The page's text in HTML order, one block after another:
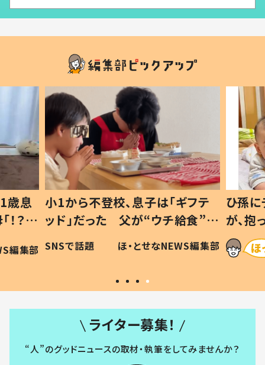
歳息
？」
編集部
小1から不登校、息子は「ギフテ
ッド」だった 父が“ウチ給食”を
作り続ける理由とは #令和の親
#令和の子
SNSで話題 ほ・とせなNEWS編集部
ひ孫
が、
「涙が
い」
ライター募集！
“人”のグッドニュースの取材・執筆をしてみませんか？